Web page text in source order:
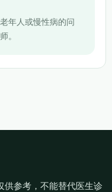
年人或慢性病的问
。
供参考，不能替代医生诊